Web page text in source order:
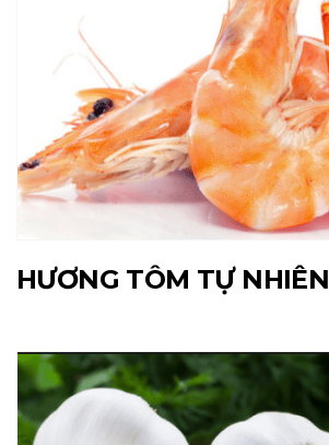
HƯƠNG TÔM TỰ NHIÊN